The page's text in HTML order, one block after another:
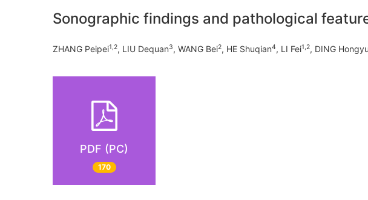
Sonographic findings and pathological
ZHANG Peipei1,2, LIU Dequan3, WANG Bei2, HE Shuqian4, LI Fei1,2, DING Hongyu
PDF (PC)
170